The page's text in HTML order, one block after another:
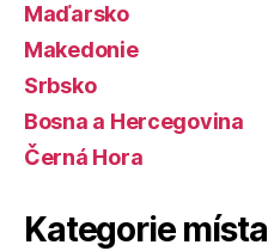
Maďarsko
Makedonie
Srbsko
Bosna a Hercegovina
Černá Hora
Kategorie místa